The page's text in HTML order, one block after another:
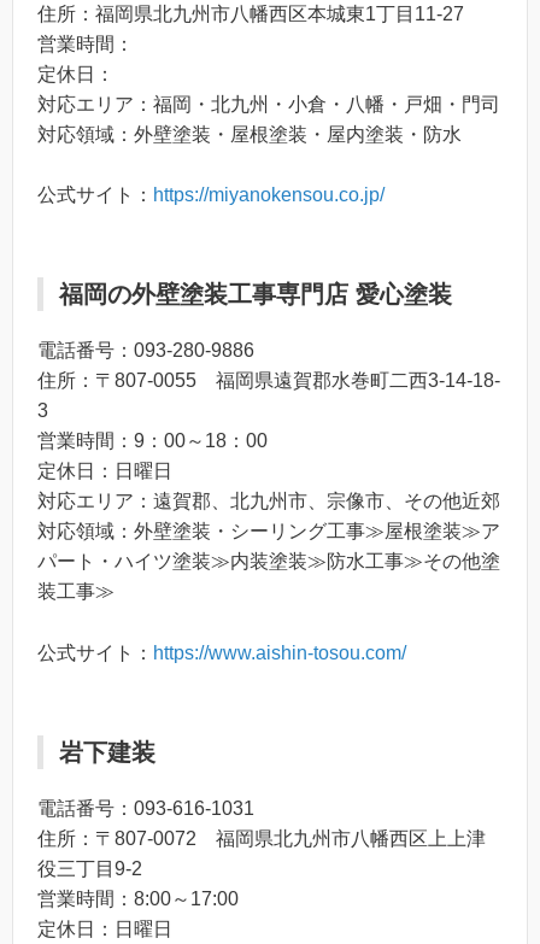
住所：福岡県北九州市八幡西区本城東1丁目11-27
営業時間：
定休日：
対応エリア：福岡・北九州・小倉・八幡・戸畑・門司
対応領域：外壁塗装・屋根塗装・屋内塗装・防水
公式サイト： https://miyanokensou.co.jp/
福岡の外壁塗装工事専門店 愛心塗装
電話番号：093-280-9886
住所：〒807-0055 福岡県遠賀郡水巻町二西3-14-18-
3
営業時間：9：00～18：00
定休日：日曜日
対応エリア：遠賀郡、北九州市、宗像市、その他近郊
対応領域：外壁塗装・シーリング工事≫屋根塗装≫ア
パート・ハイツ塗装≫内装塗装≫防水工事≫その他塗
装工事≫
公式サイト： https://www.aishin-tosou.com/
岩下建装
電話番号：093-616-1031
住所：〒807-0072 福岡県北九州市八幡西区上上津
役三丁目9-2
営業時間：8:00～17:00
定休日：日曜日